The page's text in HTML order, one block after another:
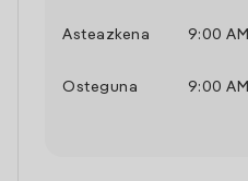
Asteazkena
9:00 AM
Osteguna
9:00 AM